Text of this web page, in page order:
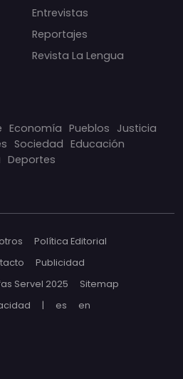
Entrevistas
Reportajes
Revista La Lengua
Economía Pueblos Justicia
Sociedad Educación
Deportes
Política Editorial
Publicidad
Servel 2025
Sitemap
| es en